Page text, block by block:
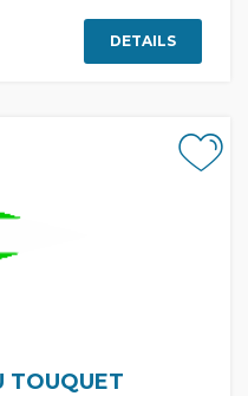
DETAILS
TOUQUET